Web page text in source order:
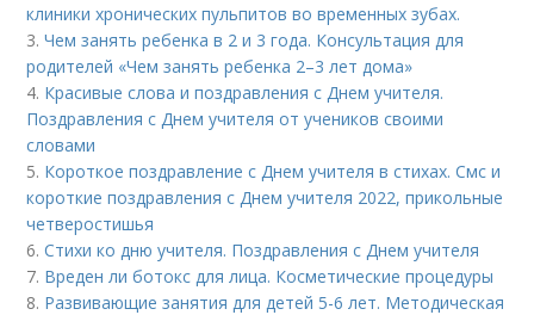
клиники хронических пульпитов во временных зубах.
3.Чем занять ребенка в 2 и 3 года. Консультация для
родителей «Чем занять ребенка 2–3 лет дома»
4. Красивые слова и поздравления с Днем учителя.
Поздравления с Днем учителя от учеников своими
словами
5. Короткое поздравление с Днем учителя в стихах. Смс и
короткие поздравления с Днем учителя 2022, прикольные
четверостишья
6.Стихи ко дню учителя. Поздравления с Днем учителя
7. Вреден ли ботокс для лица. Косметические процедуры
8. Развивающие занятия для детей 5-6 лет. Методическая